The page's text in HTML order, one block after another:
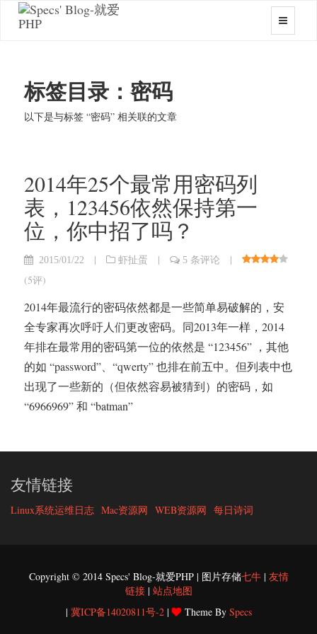
标签目录：密码
以下是与标签 “密码” 相关联的文章
2014年25个最常用密码列
表，123456依然保持第一
位，你中招了吗？
2015/01/22 | 虾扯蛋 | 5 条评论
|
(5评)
2014年最流行的密码依然都是一些简单易破解的，安
全专家再次呼吁人们更改密码。同2013年一样，2014
年排在最常用的密码第一位的依然是 “123456” ，其他
的如 “password”、“qwerty” 也排在前五中。但列表中也
出现了一些新的（但依然容易被猜到）的密码，如
“6966969” 和 “batman”
友情链接
Linux系统运维日志 Mac资源网 WEB资源网 每日诗词
Copyright © 2014 Specs' Blog-就爱PHP | 图片存储七牛| 友情
链接| 站点地图
| 冀ICP备14020811号-2| Theme By Specs